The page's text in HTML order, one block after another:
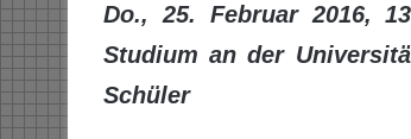
Do., 25. Februar 2016,
Studium an der
Schüler